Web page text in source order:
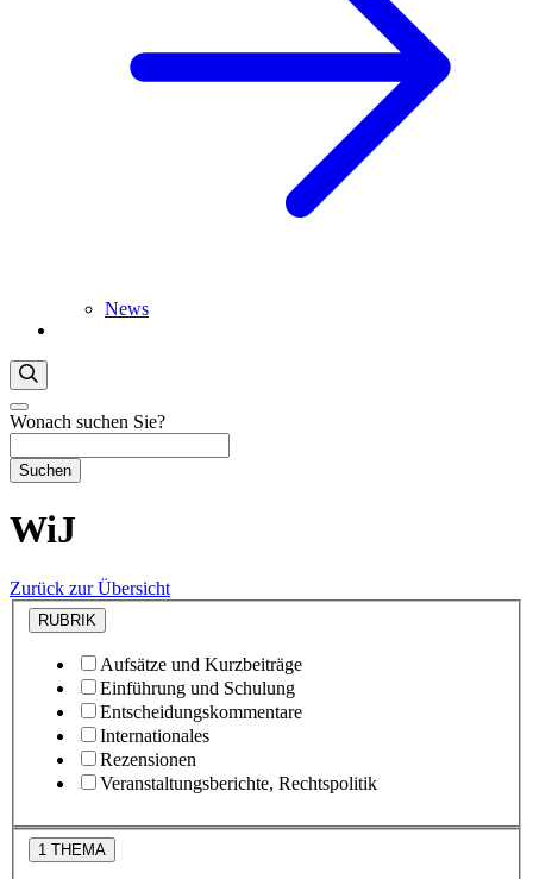
News
Wonach suchen Sie?
Suchen
WiJ
Zurück zur Übersicht
RUBRIK
Aufsätze und Kurzbeiträge
Einführung und Schulung
Entscheidungskommentare
Internationales
Rezensionen
Veranstaltungsberichte, Rechtspolitik
1 THEMA